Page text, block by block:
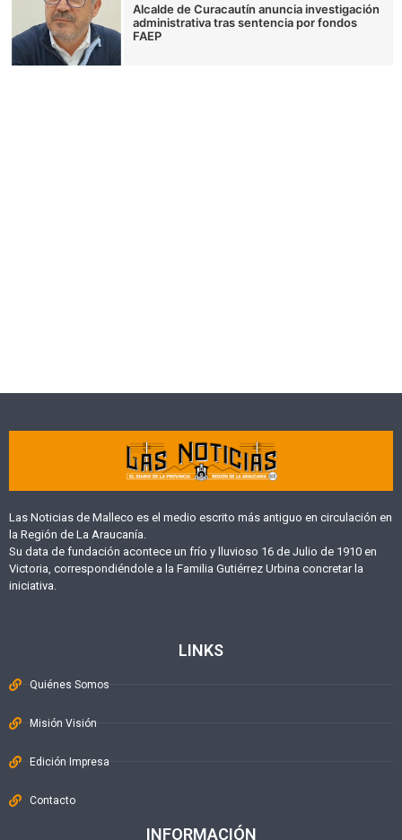
Alcalde de Curacautín anuncia investigación
administrativa tras sentencia por fondos
FAEP
Las Noticias de Malleco es el medio escrito más antiguo en circulación en
la Región de La Araucanía.
Su data de fundación acontece un frío y lluvioso 16 de Julio de 1910 en
Victoria, correspondiéndole a la Familia Gutiérrez Urbina concretar la
iniciativa.
LINKS
Quiénes Somos
Misión Visión
Edición Impresa
Contacto
INFORMACIÓN